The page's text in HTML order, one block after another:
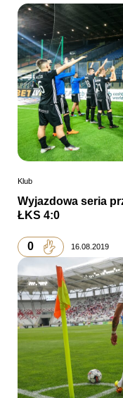
Klub
Wyjazdowa seria
ŁKS 4:0
0 16.08.2019